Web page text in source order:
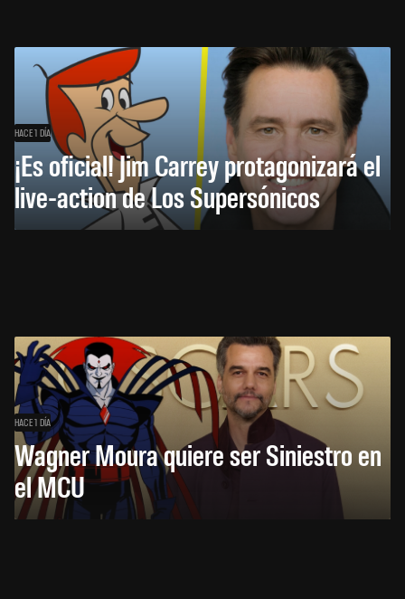
HACE 1 DÍA
¡Es oficial! Jim Carrey protagonizará el
live-action de Los Supersónicos
HACE 1 DÍA
Wagner Moura quiere ser Siniestro en
el MCU